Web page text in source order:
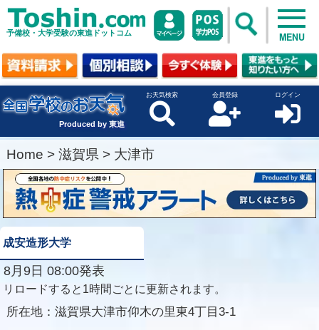
予備校・大学受験の東進ドットコム MENU
Produced by 東進
お天気検索 会員登録 ログイン
Home > 滋賀県 > 大津市
成安造形大学
8月9日 08:00発表
リロードすると1時間ごとに更新されます。
所在地： 滋賀県大津市仰木の里東4丁目3-1